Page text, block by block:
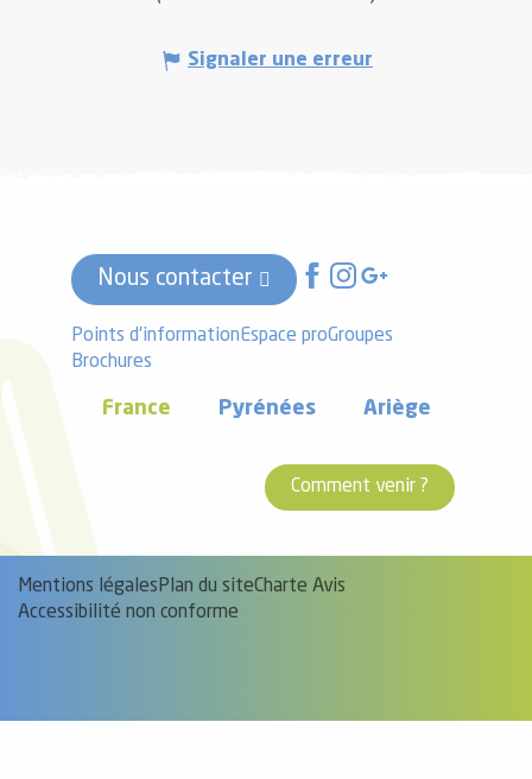
Signaler une erreur
Nous contacter
Points d'informationEspace proGroupes
Brochures
France Pyrénées Ariège
Comment venir ?
Mentions légales Plan du siteCharte Avis
Accessibilité non conforme